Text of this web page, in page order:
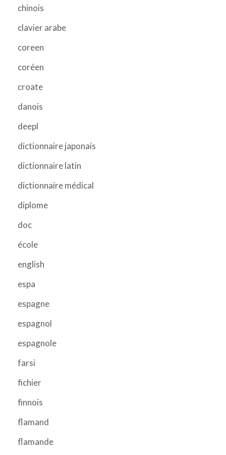
chinois
clavier arabe
coreen
coréen
croate
danois
deepl
dictionnaire japonais
dictionnaire latin
dictionnaire médical
diplome
doc
école
english
espa
espagne
espagnol
espagnole
farsi
fichier
finnois
flamand
flamande